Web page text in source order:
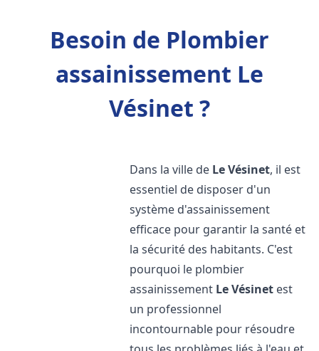
Besoin de Plombier
assainissement Le
Vésinet ?
Dans la ville de Le Vésinet, il est
essentiel de disposer d'un
système d'assainissement
efficace pour garantir la santé et
la sécurité des habitants. C'est
pourquoi le plombier
assainissement Le Vésinet est
un professionnel
incontournable pour résoudre